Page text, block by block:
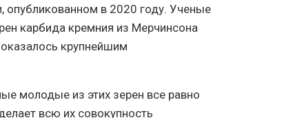
опубликованном в 2020 году. Ученые
карбида кремния из Мерчинсона
крупнейшим
молодые из этих зерен все равно
всю их совокупность